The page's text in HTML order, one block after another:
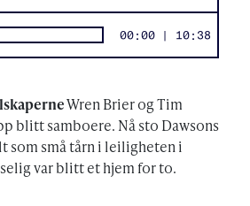
Wren Brier og Tim
blitt samboere. Nå sto Dawsons
som små tårn i leiligheten i
var blitt et hjem for to.
00:00 10:38